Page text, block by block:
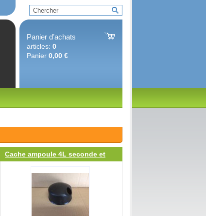
Panier dʼachats
articles: 0
Panier 0,00 €
Cache ampoule 4L seconde et